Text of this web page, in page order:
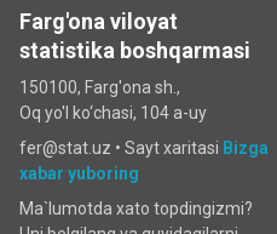
Farg'ona viloyat
statistika boshqarmasi
150100, Farg'ona sh.,
Oq yo'l ko‘chаsi, 104 a-uy
fer@stat.uz • Sayt xaritasi Bizga
xabar yuboring
Ma`lumotda xato topdingizmi?